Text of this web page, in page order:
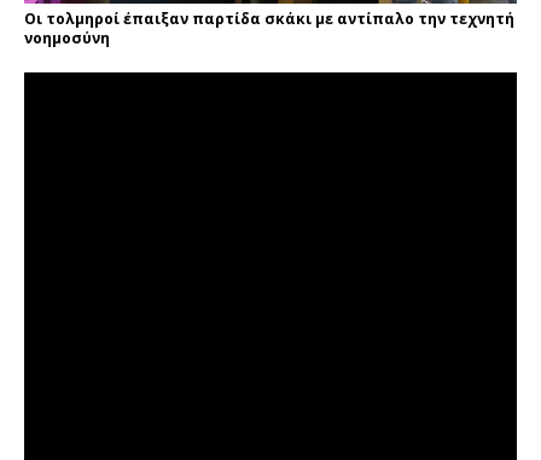
Οι τολμηροί έπαιξαν παρτίδα σκάκι με αντίπαλο την τεχνητή
νοημοσύνη